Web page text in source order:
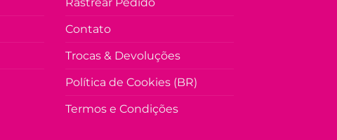
Contato
Trocas & Devoluções
Política de Cookies (BR)
Termos e Condições